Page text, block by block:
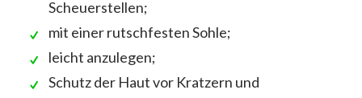
Scheuerstellen;
mit einer rutschfesten Sohle;
leicht anzulegen;
Schutz der Haut vor Kratzern und